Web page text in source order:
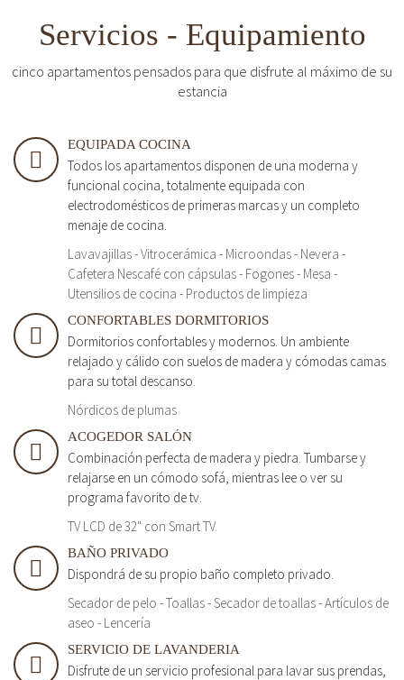
Servicios - Equipamiento
cinco apartamentos pensados para que disfrute al máximo de su
estancia
EQUIPADA COCINA
Todos los apartamentos disponen de una moderna y
funcional cocina, totalmente equipada con
electrodomésticos de primeras marcas y un completo
menaje de cocina.
Lavavajillas - Vitrocerámica - Microondas - Nevera -
Cafetera Nescafé con cápsulas - Fogones - Mesa -
Utensilios de cocina - Productos de limpieza
CONFORTABLES DORMITORIOS
Dormitorios confortables y modernos. Un ambiente
relajado y cálido con suelos de madera y cómodas camas
para su total descanso.
Nórdicos de plumas
ACOGEDOR SALÓN
Combinación perfecta de madera y piedra. Tumbarse y
relajarse en un cómodo sofá, mientras lee o ver su
programa favorito de tv.
TV LCD de 32" con Smart TV.
BAÑO PRIVADO
Dispondrá de su propio baño completo privado.
Secador de pelo - Toallas - Secador de toallas - Artículos de
aseo - Lencería
SERVICIO DE LAVANDERIA
Disfrute de un servicio profesional para lavar sus prendas,